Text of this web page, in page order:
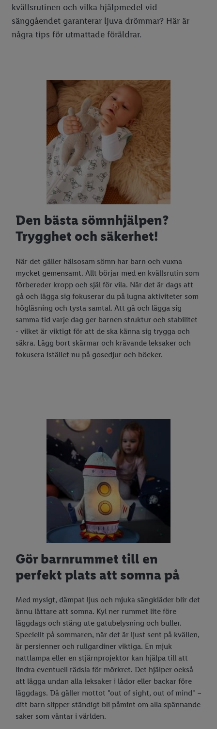
kvällsrutinen och vilka hjälpmedel vid
sänggåendet garanterar ljuva drömmar? Här är
några tips för utmattade föräldrar.
Den bästa sömnhjälpen?
Trygghet och säkerhet!
När det gäller hälsosam sömn har barn och vuxna
mycket gemensamt. Allt börjar med en kvällsrutin som
förbereder kropp och själ för vila. När det är dags att
gå och lägga sig fokuserar du på lugna aktiviteter som
högläsning och tysta samtal. Att gå och lägga sig
samma tid varje dag ger barnen struktur och stabilitet
- vilket är viktigt för att de ska känna sig trygga och
säkra. Lägg bort skärmar och krävande leksaker och
fokusera istället nu på gosedjur och böcker.
Gör barnrummet till en
perfekt plats att somna på
Med mysigt, dämpat ljus och mjuka sängkläder blir det
ännu lättare att somna. Kyl ner rummet lite före
läggdags och stäng ute gatubelysning och buller.
Speciellt på sommaren, när det är ljust sent på kvällen,
är persienner och rullgardiner viktiga. En mjuk
nattlampa eller en stjärnprojektor kan hjälpa till att
lindra eventuell rädsla för mörkret. Det hjälper också
att lägga undan alla leksaker i lådor eller backar före
läggdags. Då gäller mottot "out of sight, out of mind" –
ditt barn slipper ständigt bli påmint om alla spännande
saker som väntar i världen.